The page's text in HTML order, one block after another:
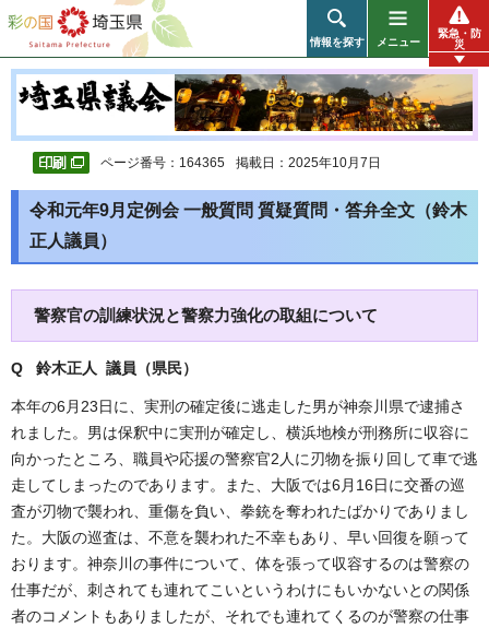
彩の国 埼玉県
情報を探す メニュー
緊急・防
災
ページ番号：164365 掲載日：2025年10月7日
令和元年9月定例会 一般質問 質疑質問・答弁全文（鈴木
正人議員）
警察官の訓練状況と警察力強化の取組について
Q 鈴木正人 議員（県民）
本年の6月23日に、実刑の確定後に逃走した男が神奈川県で逮捕さ
れました。男は保釈中に実刑が確定し、横浜地検が刑務所に収容に
向かったところ、職員や応援の警察官2人に刃物を振り回して車で逃
走してしまったのであります。また、大阪では6月16日に交番の巡
査が刃物で襲われ、重傷を負い、拳銃を奪われたばかりでありまし
た。大阪の巡査は、不意を襲われた不幸もあり、早い回復を願って
おります。神奈川の事件について、体を張って収容するのは警察の
仕事だが、刺されても連れてこいというわけにもいかないとの関係
者のコメントもありましたが、それでも連れてくるのが警察の仕事